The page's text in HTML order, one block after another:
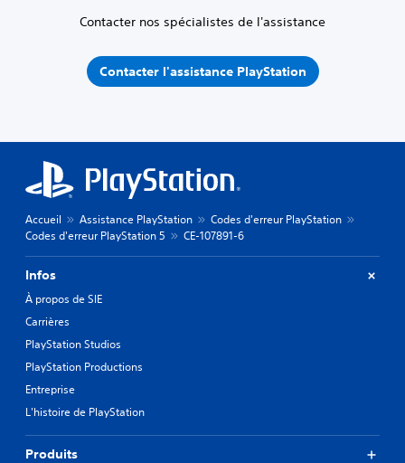
Contacter nos spécialistes de l'assistance
Contacter l'assistance PlayStation
Accueil Assistance PlayStation
Codes d'erreur PlayStation
Codes d'erreur PlayStation 5
CE-107891-6
Infos
À propos de SIE
Carrières
PlayStation Studios
PlayStation Productions
Entreprise
L'histoire de PlayStation
Produits